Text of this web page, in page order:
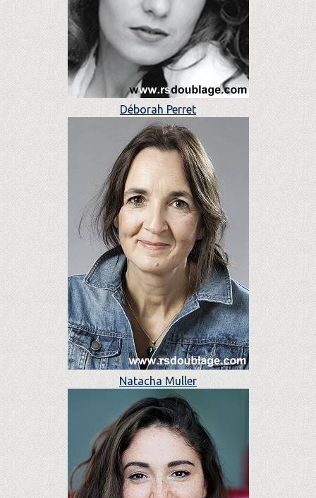
Déborah Perret
Natacha Muller